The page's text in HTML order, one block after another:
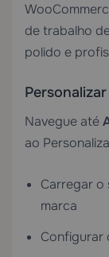
de trabalho
polido e
Navegue até
ao
Carregar o
marca
Configurar